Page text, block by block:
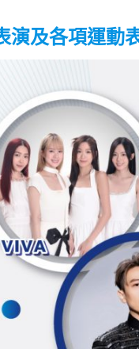
演及各項運動